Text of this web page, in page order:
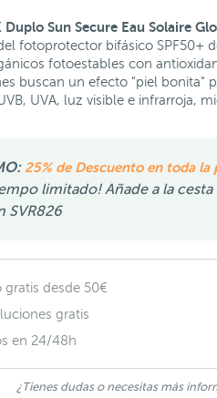
Duplo Sun Secure Eau Solaire
fotoprotector bifásico SPF50+
fotoestables con
buscan un efecto "piel
UVA, luz visible e infrarroja,
25% de Descuento en toda la
limitado! Añade a la cesta
SVR826
gratis desde 50€
gratis
en 24/48h
¿Tienes dudas o necesitas más